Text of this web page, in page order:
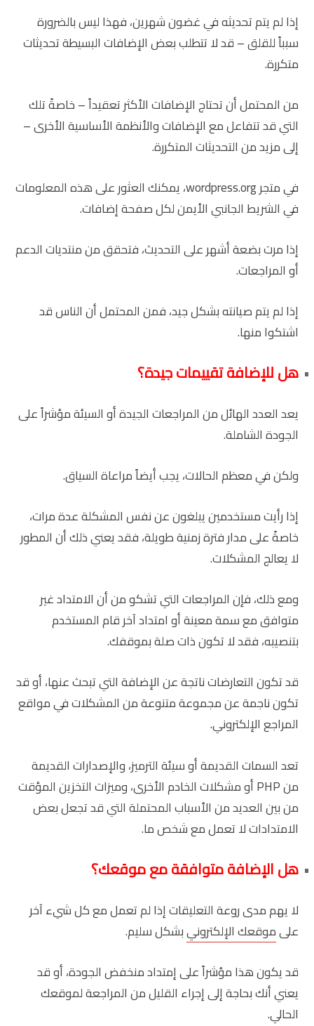
إذا لم يتم تحديثه في غضون شهرين، فهذا ليس بالضرورة
سبباً للقلق – قد لا تتطلب بعض الإضافات البسيطة تحديثات
متكررة.
من المحتمل أن تحتاج الإضافات الأكثر تعقيداً – خاصةً تلك
التي قد تتفاعل مع الإضافات والأنظمة الأساسية الأخرى –
إلى مزيد من التحديثات المتكررة.
في متجر wordpress.org، يمكنك العثور على هذه المعلومات
في الشريط الجانبي الأيمن لكل صفحة إضافات.
إذا مرت بضعة أشهر على التحديث، فتحقق من منتديات الدعم
أو المراجعات.
إذا لم يتم صيانته بشكل جيد، فمن المحتمل أن الناس قد
اشتكوا منها.
هل للإضافة تقييمات جيدة؟
يعد العدد الهائل من المراجعات الجيدة أو السيئة مؤشراً على
الجودة الشاملة.
ولكن في معظم الحالات، يجب أيضاً مراعاة السياق.
إذا رأيت مستخدمين يبلغون عن نفس المشكلة عدة مرات،
خاصةً على مدار فترة زمنية طويلة، فقد يعني ذلك أن المطور
لا يعالج المشكلات.
ومع ذلك، فإن المراجعات التي تشكو من أن الامتداد غير
متوافق مع سمة معينة أو امتداد آخر قام المستخدم
بتنصيبه، فقد لا تكون ذات صلة بموقفك.
قد تكون التعارضات ناتجة عن الإضافة التي تبحث عنها، أو قد
تكون ناجمة عن مجموعة متنوعة من المشكلات في مواقع
المراجع الإلكتروني.
تعد السمات القديمة أو سيئة الترميز، والإصدارات القديمة
من PHP أو مشكلات الخادم الأخرى، وميزات التخزين المؤقت
من بين العديد من الأسباب المحتملة التي قد تجعل بعض
الامتدادات لا تعمل مع شخص ما.
هل الإضافة متوافقة مع موقعك؟
لا يهم مدى روعة التعليقات إذا لم تعمل مع كل شيء آخر
علىموقعك الإلكترونيبشكل سليم.
قد يكون هذا مؤشراً على إمتداد منخفض الجودة، أو قد
يعني أنك بحاجة إلى إجراء القليل من المراجعة لموقعك
الحالي.